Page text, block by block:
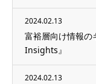
2024.02.13
富裕層向け情報
Insights』
2024.02.13